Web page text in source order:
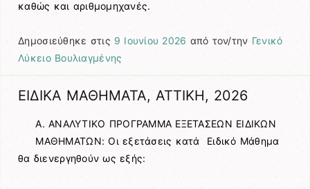
καθώς και αριθμομηχανές.
Δημοσιεύθηκε στις 9 Ιουνίου 2026 από τον/την Γενικό
Λύκειο Βουλιαγμένης
ΕΙΔΙΚΑ ΜΑΘΗΜΑΤΑ, ΑΤΤΙΚΗ, 2026
Α. ΑΝΑΛΥΤΙΚΟ ΠΡΟΓΡΑΜΜΑ ΕΞΕΤΑΣΕΩΝ ΕΙΔΙΚΩΝ
ΜΑΘΗΜΑΤΩΝ: Οι εξετάσεις κατά Ειδικό Μάθημα
θα διενεργηθούν ως εξής: